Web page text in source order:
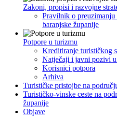
Zakoni, propisi i razvojne
Pravilnik o
baranjske županije
Potpore u turizmu
Kreditiranje turističkog
Natječaji i javni pozivi
Korisnici potpora
Arhiva
Turističke pristojbe na
Turističko-vinske ceste na
županije
Objave